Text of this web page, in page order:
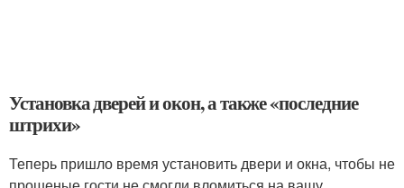
Установка дверей и окон, а также «последние
штрихи»
Теперь пришло время установить двери и окна, чтобы не